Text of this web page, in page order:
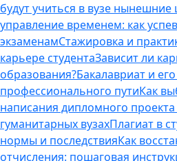
будут учиться в вузе
управление временем: как
экзаменамСтажировка и
карьере студентаЗависит ли
образования?Бакалавриат и
профессионального путиКак
написания дипломного проекта
гуманитарных вузахПлагиат в
нормы и последствияКак
отчисления: пошаговая